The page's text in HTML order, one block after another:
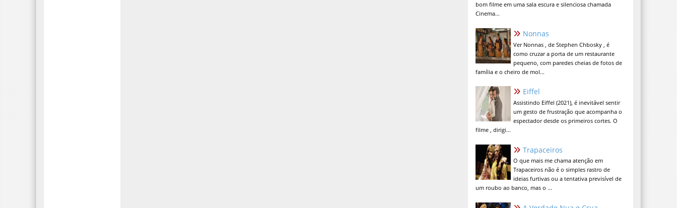
bom filme em uma sala escura e silenciosa chamada
Cinema...
Nonnas
Ver Nonnas , de Stephen Chbosky , é
como cruzar a porta de um restaurante
pequeno, com paredes cheias de fotos de
família e o cheiro de mol...
Eiffel
Assistindo Eiffel (2021), é inevitável sentir
um gesto de frustração que acompanha o
espectador desde os primeiros cortes. O
filme , dirigi...
Trapaceiros
O que mais me chama atenção em
Trapaceiros não é o simples rastro de
ideias furtivas ou a tentativa previsível de
um roubo ao banco, mas o ...